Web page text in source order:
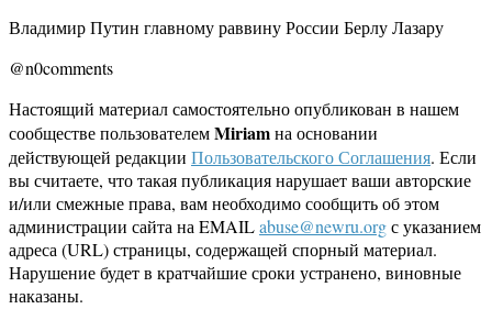
Владимир Путин главному раввину России Берлу Лазару
@n0comments
Настоящий материал самостоятельно опубликован в нашем
сообществе пользователемMiriamна основании
действующей редакции Пользовательского Соглашения. Если
вы считаете, что такая публикация нарушает ваши авторские
и/или смежные права, вам необходимо сообщить об этом
администрации сайта на EMAILabuse@newru.orgс указанием
адреса (URL) страницы, содержащей спорный материал.
Нарушение будет в кратчайшие сроки устранено, виновные
наказаны.